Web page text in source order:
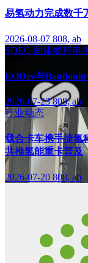
易氢动力完成数千
2026-08-07 808, ab
SOEC 固体燃料电
EODev与
2026-07-23808, ab
行业动态
载合卡车携手捷氢
共推氢能重卡普及
2026-07-20 808, ab